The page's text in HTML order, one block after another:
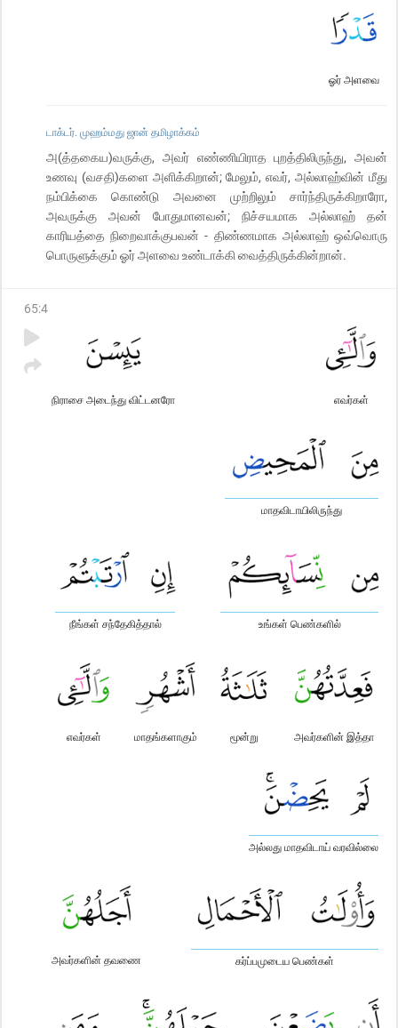
ஓர் அளவை
டாக்டர். முஹம்மது ஜான் தமிழாக்கம்
அ(த்தகைய)வருக்கு, அவர் எண்ணியிராத புறத்திலிருந்து, அவன்
உணவு (வசதி)களை அளிக்கிறான்; மேலும், எவர், அல்லாஹ்வின் மீது
நம்பிக்கை கொண்டு அவனை முற்றிலும் சார்ந்திருக்கிறாரோ,
அவருக்கு அவன் போதுமானவன்; நிச்சயமாக அல்லாஹ் தன்
காரியத்தை நிறைவாக்குபவன் - திண்ணமாக அல்லாஹ் ஒவ்வொரு
பொருளுக்கும் ஓர் அளவை உண்டாக்கி வைத்திருக்கின்றான்.
65:4
எவர்கள்
நிராசை அடைந்து விட்டனரோ
மாதவிடாயிலிருந்து
உங்கள் பெண்களில்
நீங்கள் சந்தேகித்தால்
அவர்களின் இத்தா
மூன்று
மாதங்களாகும்
எவர்கள்
அல்லது மாதவிடாய் வரவில்லை
கர்ப்பமுடைய பெண்கள்
அவர்களின் தவணை